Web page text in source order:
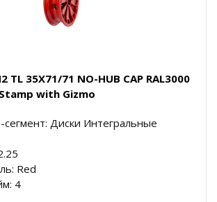
TL 35X71/71 NO-HUB CAP RAL3000
Stamp with Gizmo
Диски Интегральные
Red
4